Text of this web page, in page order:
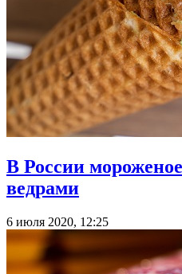
В России
ведрами
6 июля 2020, 12:25